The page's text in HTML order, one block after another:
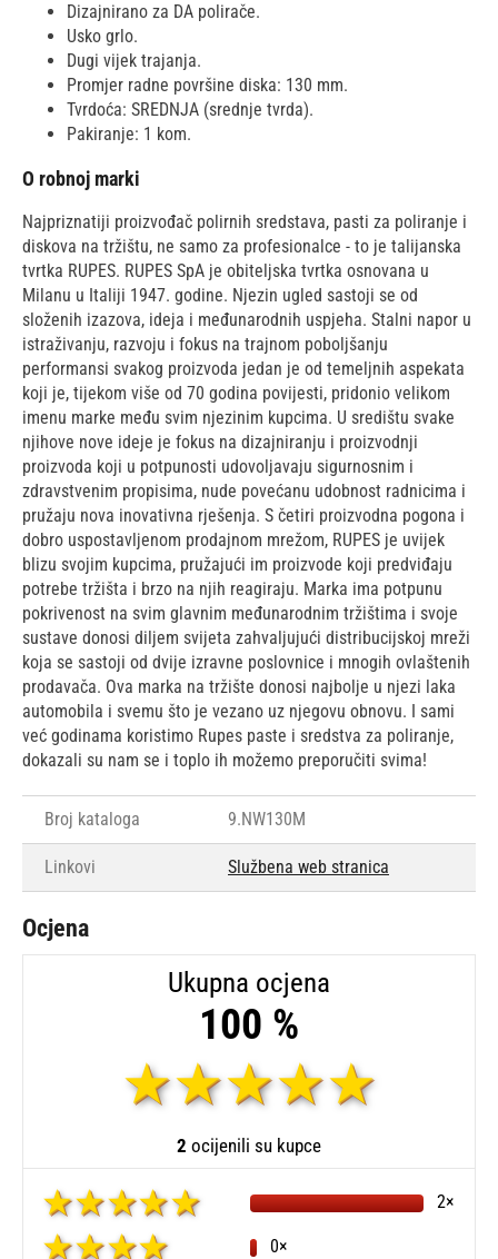
Dizajnirano za DA polirače.
Usko grlo.
Dugi vijek trajanja.
Promjer radne površine diska: 130 mm.
Tvrdoća: SREDNJA (srednje tvrda).
Pakiranje: 1 kom.
O robnoj marki
Najpriznatiji proizvođač polirnih sredstava, pasti za poliranje i
diskova na tržištu, ne samo za profesionalce - to je talijanska
tvrtka RUPES. RUPES SpA je obiteljska tvrtka osnovana u
Milanu u Italiji 1947. godine. Njezin ugled sastoji se od
složenih izazova, ideja i međunarodnih uspjeha. Stalni napor u
istraživanju, razvoju i fokus na trajnom poboljšanju
performansi svakog proizvoda jedan je od temeljnih aspekata
koji je, tijekom više od 70 godina povijesti, pridonio velikom
imenu marke među svim njezinim kupcima. U središtu svake
njihove nove ideje je fokus na dizajniranju i proizvodnji
proizvoda koji u potpunosti udovoljavaju sigurnosnim i
zdravstvenim propisima, nude povećanu udobnost radnicima i
pružaju nova inovativna rješenja. S četiri proizvodna pogona i
dobro uspostavljenom prodajnom mrežom, RUPES je uvijek
blizu svojim kupcima, pružajući im proizvode koji predviđaju
potrebe tržišta i brzo na njih reagiraju. Marka ima potpunu
pokrivenost na svim glavnim međunarodnim tržištima i svoje
sustave donosi diljem svijeta zahvaljujući distribucijskoj mreži
koja se sastoji od dvije izravne poslovnice i mnogih ovlaštenih
prodavača. Ova marka na tržište donosi najbolje u njezi laka
automobila i svemu što je vezano uz njegovu obnovu. I sami
već godinama koristimo Rupes paste i sredstva za poliranje,
dokazali su nam se i toplo ih možemo preporučiti svima!
Broj kataloga 9.NW130M
Linkovi Službena web stranica
Ocjena
Ukupna ocjena
100 %
2 ocijenili su kupce
2×
0×